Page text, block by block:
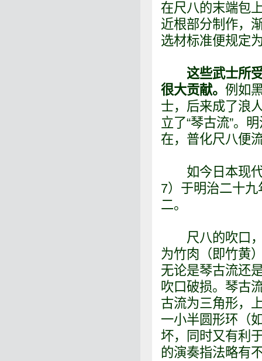
在尺八的末端包
近根部分制作，
选材标准便规定
这些武士所
很大贡献。 例如
士，后来成了浪
立了“琴古流”。
在，普化尺八便
如今日本现代
7）于明治二十
二。
尺八的吹口，
为竹肉（即竹黄
无论是琴古流还
吹口破损。琴古
古流为三角形，
一小半圆形环（
坏，同时又有利
的演奏指法略有